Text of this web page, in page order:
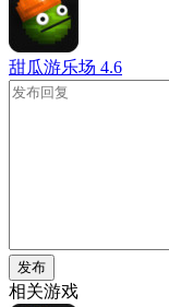
甜瓜游乐场 4.6
发布
相关游戏